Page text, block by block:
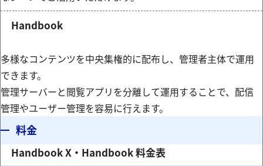
l
a
Handbook
Handbook紹介動画
共有
P
多様なコンテンツを中央集権的に配布し、管理者主体で運用
できます。
管理サーバーと閲覧アプリを分離して運用することで、配信
管理やユーザー管理を容易に行えます。
料金
Handbook X・Handbook 料金表